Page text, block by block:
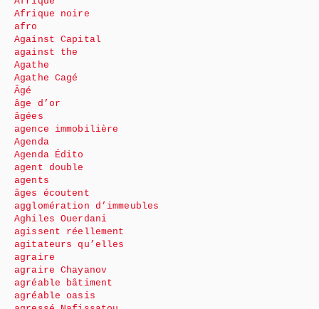
Afrique noire
afro
Against Capital
against the
Agathe
Agathe Cagé
Âgé
âge d’or
âgées
agence immobilière
Agenda
Agenda Édito
agent double
agents
âges écoutent
agglomération d’immeubles
Aghiles Ouerdani
agissent réellement
agitateurs qu’elles
agraire
agraire Chayanov
agréable bâtiment
agréable oasis